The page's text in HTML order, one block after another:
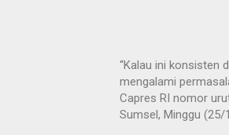
“Kalau ini konsisten
mengalami
Capres RI nomor
Sumsel, Minggu